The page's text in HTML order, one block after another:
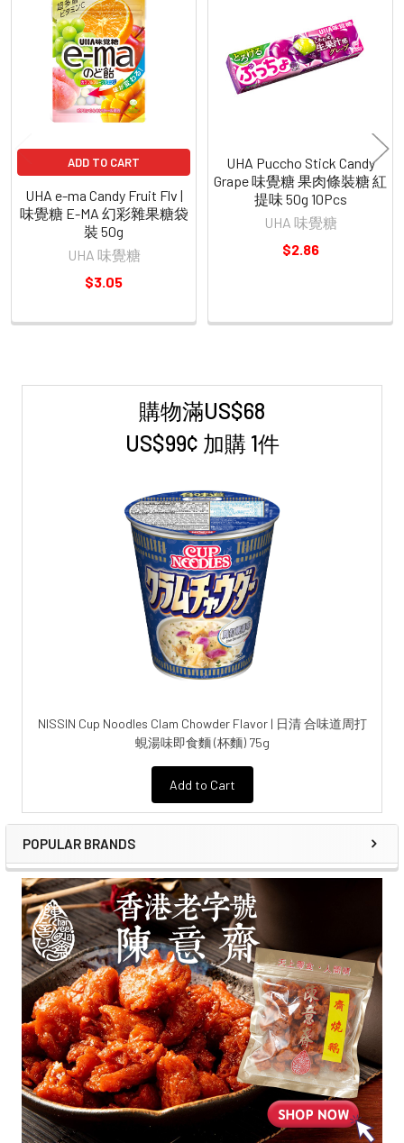
購物滿US$68
US$99¢ 加購 1件
NISSIN Cup Noodles Clam Chowder Flavor | 日清 合味道周打
蜆湯味即食麵 (杯麵) 75g
Add to Cart
POPULAR BRANDS
Related
Products
ADD TO CART
UHA e-ma Candy Fruit Flv |
味覺糖 E-MA 幻彩雜果糖袋
裝 50g
UHA 味覺糖
$3.05
UHA Puccho Stick Candy
Grape 味覺糖 果肉條裝糖 紅
提味 50g 10Pcs
UHA 味覺糖
$2.86